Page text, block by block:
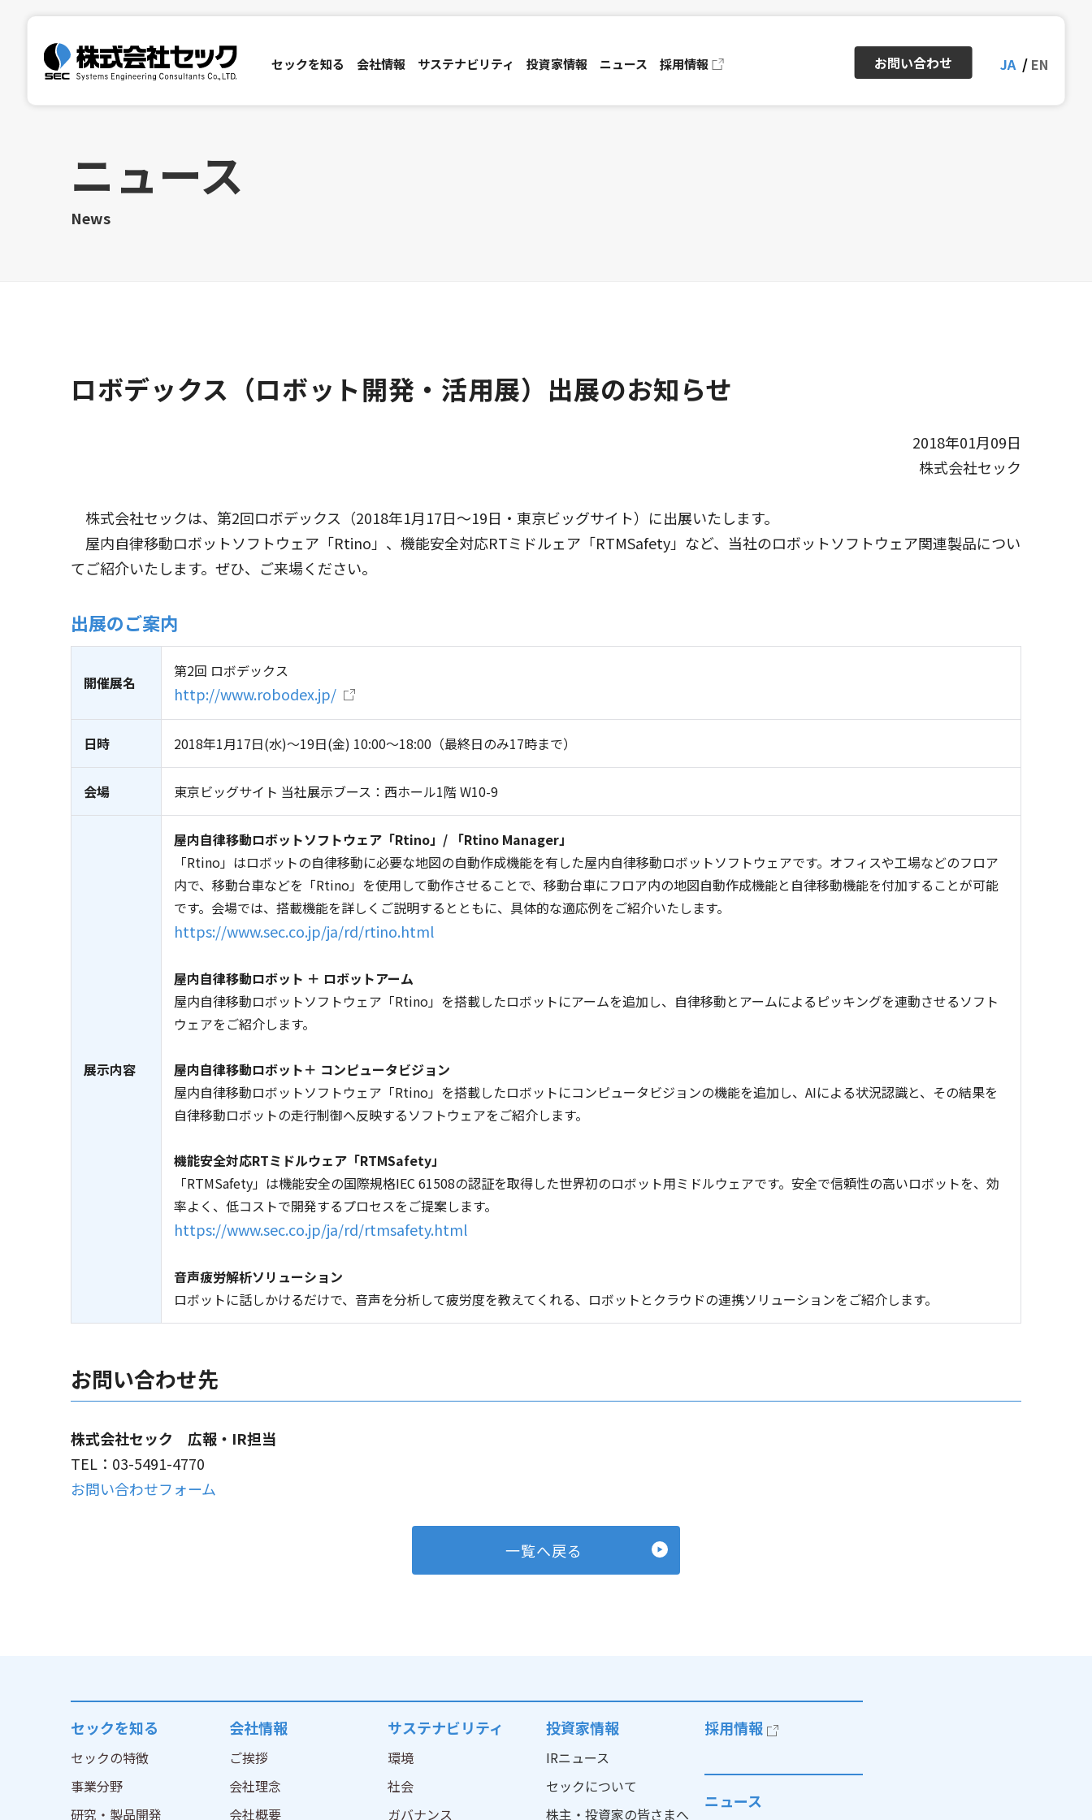
ニュース
News
ロボデックス（ロボット開発・活用展）出展のお知らせ
2018年01月09日
株式会社セック
株式会社セックは、第2回ロボデックス（2018年1月17日～19日・東京ビッグサイト）に出展いたします。
屋内自律移動ロボットソフトウェア「Rtino」、機能安全対応RTミドルェア「RTMSafety」など、当社のロボットソフトウェア関連製品につい
てご紹介いたします。ぜひ、ご来場ください。
出展のご案内
開催展名
第2回 ロボデックス
http://www.robodex.jp/
日時 2018年1月17日(水)～19日(金) 10:00～18:00（最終日のみ17時まで）
会場 東京ビッグサイト 当社展示ブース：西ホール1階 W10-9
展示内容
屋内自律移動ロボットソフトウェア「Rtino」/ 「Rtino Manager」
「Rtino」はロボットの自律移動に必要な地図の自動作成機能を有した屋内自律移動ロボットソフトウェアです。オフィスや工場などのフロア
内で、移動台車などを「Rtino」を使用して動作させることで、移動台車にフロア内の地図自動作成機能と自律移動機能を付加することが可能
です。会場では、搭載機能を詳しくご説明するとともに、具体的な適応例をご紹介いたします。
https://www.sec.co.jp/ja/rd/rtino.html
屋内自律移動ロボット ＋ ロボットアーム
屋内自律移動ロボットソフトウェア「Rtino」を搭載したロボットにアームを追加し、自律移動とアームによるピッキングを連動させるソフト
ウェアをご紹介します。
屋内自律移動ロボット＋ コンピュータビジョン
屋内自律移動ロボットソフトウェア「Rtino」を搭載したロボットにコンピュータビジョンの機能を追加し、AIによる状況認識と、その結果を
自律移動ロボットの走行制御へ反映するソフトウェアをご紹介します。
機能安全対応RTミドルウェア「RTMSafety」
「RTMSafety」は機能安全の国際規格IEC 61508の認証を取得した世界初のロボット用ミドルウェアです。安全で信頼性の高いロボットを、効
率よく、低コストで開発するプロセスをご提案します。
https://www.sec.co.jp/ja/rd/rtmsafety.html
音声疲労解析ソリューション
ロボットに話しかけるだけで、音声を分析して疲労度を教えてくれる、ロボットとクラウドの連携ソリューションをご紹介します。
お問い合わせ先
株式会社セック 広報・IR担当
TEL：03-5491-4770
お問い合わせフォーム
一覧へ戻る
セックを知る
セックの特徴
事業分野
研究・製品開発
会社情報
ご挨拶
会社理念
会社概要
サステナビリティ
環境
社会
ガバナンス
投資家情報
IRニュース
セックについて
株主・投資家の皆さまへ
採用情報
ニュース
お問い合わせ JA EN
セックを知る
セックの特徴
研究・製品開発
会社情報
ご挨拶 会社理念 会社概要
サステナビリティ
環境 社会 ガバナンス
投資家情報
IRニュース セックについて
株主総会
ニュース 採用情報